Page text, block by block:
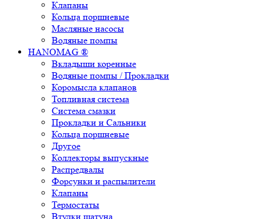
Клапаны
Кольца поршневые
Масляные насосы
Водяные помпы
HANOMAG ®
Вкладыши коренные
Водяные помпы / Прокладки
Коромысла клапанов
Топливная система
Система смазки
Прокладки и Сальники
Кольца поршневые
Другое
Коллекторы выпускные
Распредвалы
Форсунки и распылители
Клапаны
Термостаты
Втулки шатуна